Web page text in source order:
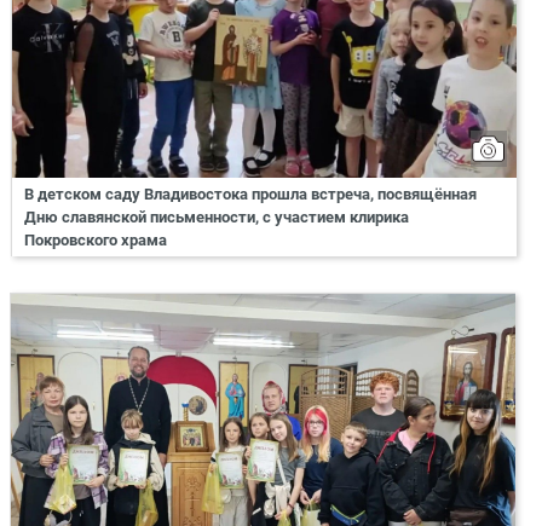
В детском саду Владивостока прошла встреча, посвящённая
Дню славянской письменности, с участием клирика
Покровского храма